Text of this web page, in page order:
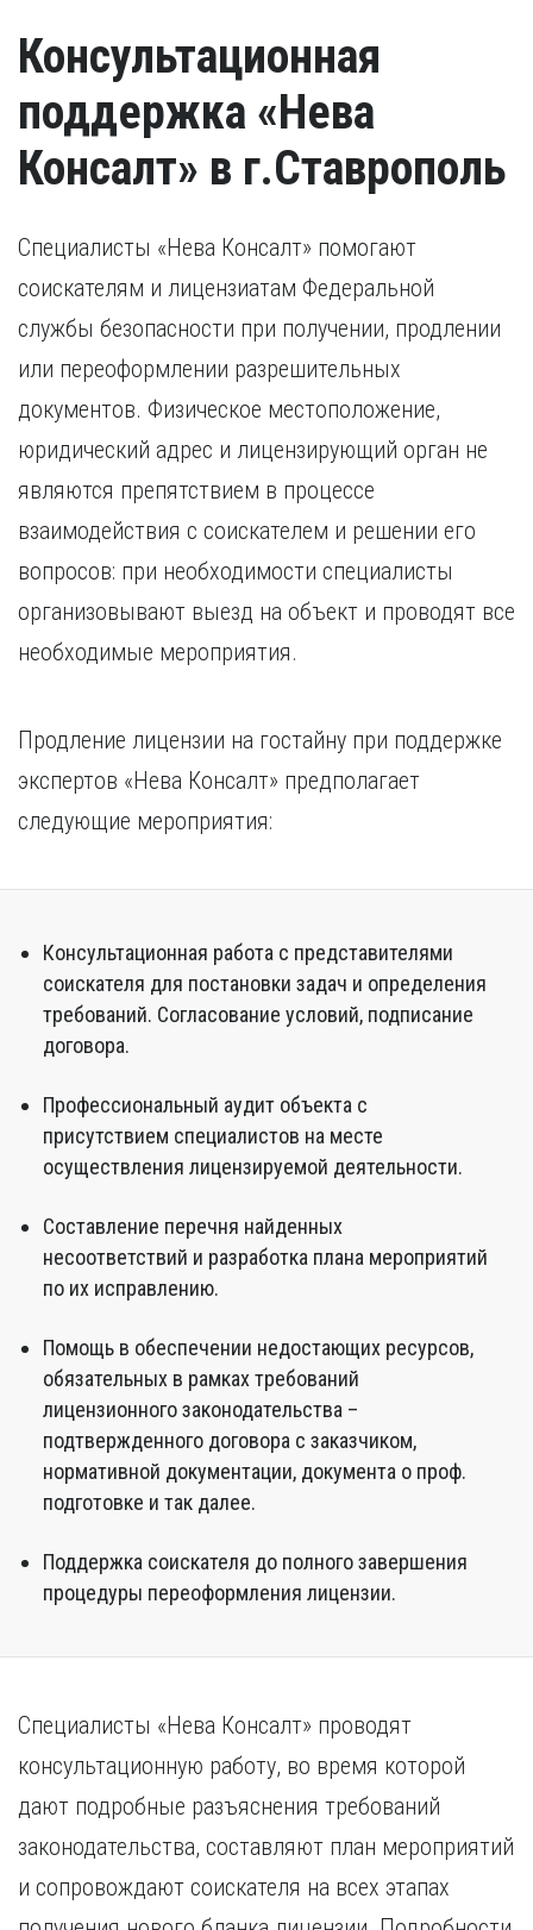
Консультационная
поддержка «Нева
Консалт» в г.Ставрополь
Специалисты «Нева Консалт» помогают
соискателям и лицензиатам Федеральной
службы безопасности при получении, продлении
или переоформлении разрешительных
документов. Физическое местоположение,
юридический адрес и лицензирующий орган не
являются препятствием в процессе
взаимодействия с соискателем и решении его
вопросов: при необходимости специалисты
организовывают выезд на объект и проводят все
необходимые мероприятия.
Продление лицензии на гостайну при поддержке
экспертов «Нева Консалт» предполагает
следующие мероприятия:
Консультационная работа с представителями
соискателя для постановки задач и определения
требований. Согласование условий, подписание
договора.
Профессиональный аудит объекта с
присутствием специалистов на месте
осуществления лицензируемой деятельности.
Составление перечня найденных
несоответствий и разработка плана мероприятий
по их исправлению.
Помощь в обеспечении недостающих ресурсов,
обязательных в рамках требований
лицензионного законодательства –
подтвержденного договора с заказчиком,
нормативной документации, документа о проф.
подготовке и так далее.
Поддержка соискателя до полного завершения
процедуры переоформления лицензии.
Специалисты «Нева Консалт» проводят
консультационную работу, во время которой
дают подробные разъяснения требований
законодательства, составляют план мероприятий
и сопровождают соискателя на всех этапах